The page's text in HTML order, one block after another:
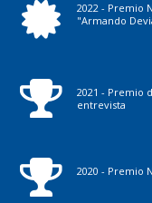
2022 - Premio
"Armando
2021 - Premio
entrevista
2020 - Premio